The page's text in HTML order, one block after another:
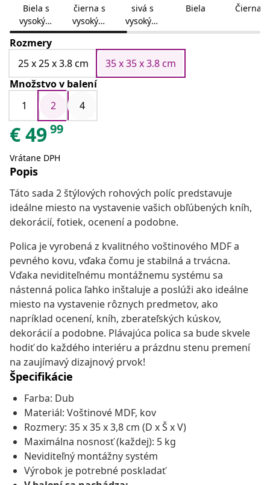
Biela s
vysokým
leskom
čierna s
vysokým
leskom
sivá s
vysokým
leskom
Biela Čierna
Rozmery
25 x 25 x 3.8 cm
35 x 35 x 3.8 cm
Množstvo v balení
1
2 4
€4999
Vrátane DPH
Popis
Táto sada 2 štýlových rohových políc predstavuje
ideálne miesto na vystavenie vašich obľúbených kníh,
dekorácií, fotiek, ocenení a podobne.
Polica je vyrobená z kvalitného voštinového MDF a
pevného kovu, vďaka čomu je stabilná a trvácna.
Vďaka neviditeľnému montážnemu systému sa
nástenná polica ľahko inštaluje a poslúži ako ideálne
miesto na vystavenie rôznych predmetov, ako
napríklad ocenení, kníh, zberateľských kúskov,
dekorácií a podobne. Plávajúca polica sa bude skvele
hodiť do každého interiéru a prázdnu stenu premení
na zaujímavý dizajnový prvok!
Špecifikácie
Farba: Dub
Materiál: Voštinové MDF, kov
Rozmery: 35 x 35 x 3,8 cm (D x Š x V)
Maximálna nosnosť (každej): 5 kg
Neviditeľný montážny systém
Výrobok je potrebné poskladať